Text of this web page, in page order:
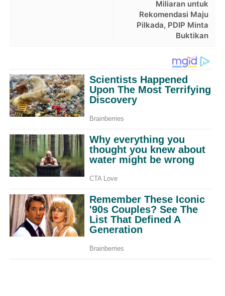
Miliaran untuk
Rekomendasi Maju
Pilkada, PDIP Minta
Buktikan